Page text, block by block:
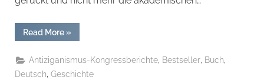
Read More“Report
zum
Internationalen
Antiziganismus-
Kongreß:
»
Antiziganismus-Kongressberichte, Bestseller, Buch,
Deutsch, Geschichte